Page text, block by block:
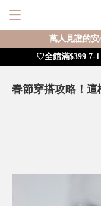
萬人見證的
♡全館滿$399 7-
春節穿搭攻略！